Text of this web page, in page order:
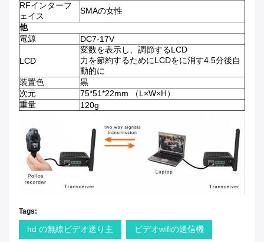
RFインターフ
ェイス
SMAの女性
他
電源
DC7-17V
LCD
変数を表示し、調節するLCD
力を節約するためにLCDをに消す4.5分後自
動的に
装置色
黒
次元
75*51*22mm （L×W×H）
重量
120g
Tags:
hd の無線ビデオ送り主 ビデオwifiの送信機